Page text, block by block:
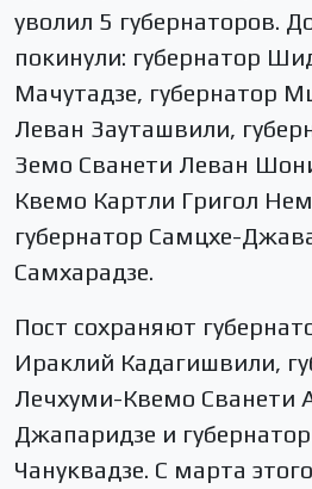
уволил 5 губернаторов.
покинули: губернатор
Мачутадзе, губернатор
Леван Зауташвили,
Земо Сванети Леван
Квемо Картли Григол
губернатор Самцхе-
Самхарадзе.
Пост сохраняют
Ираклий Кадагишвили,
Лечхуми-Квемо Сванети
Джапаридзе и
Чануквадзе. С марта